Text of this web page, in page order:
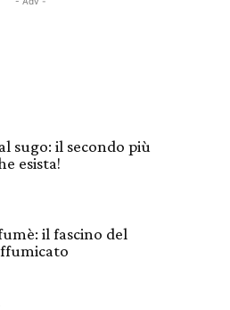
sugo: il secondo più
esista!
il fascino del